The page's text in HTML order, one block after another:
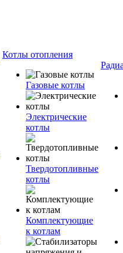
Котлы отопления
Газовые котлы
Электрические
котлы
Твердотопливные
котлы
Комплектующие
к котлам